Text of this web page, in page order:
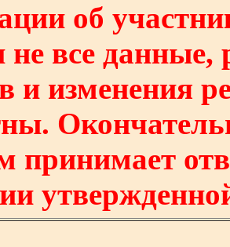
об
не все
и изменения
принимает